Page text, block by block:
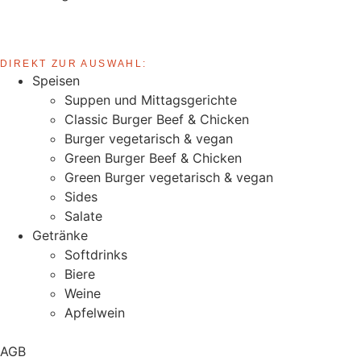
DIREKT ZUR AUSWAHL:
Speisen
Suppen und Mittagsgerichte
Classic Burger Beef & Chicken
Burger vegetarisch & vegan
Green Burger Beef & Chicken
Green Burger vegetarisch & vegan
Sides
Salate
Getränke
Softdrinks
Biere
Weine
Apfelwein
AGB